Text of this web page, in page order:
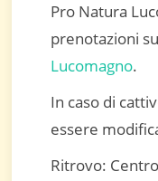
Pro Natura
prenotazioni
Lucomagno.
In caso di
essere
Ritrovo: